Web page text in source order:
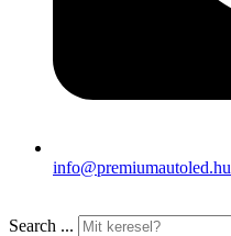
info@premiumautoled.hu
Search ...